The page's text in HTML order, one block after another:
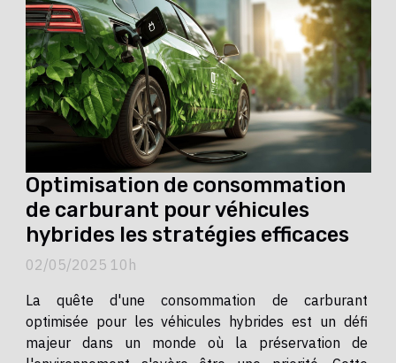
Optimisation de consommation
de carburant pour véhicules
hybrides les stratégies efficaces
02/05/2025 10h
La quête d'une consommation de carburant
optimisée pour les véhicules hybrides est un défi
majeur dans un monde où la préservation de